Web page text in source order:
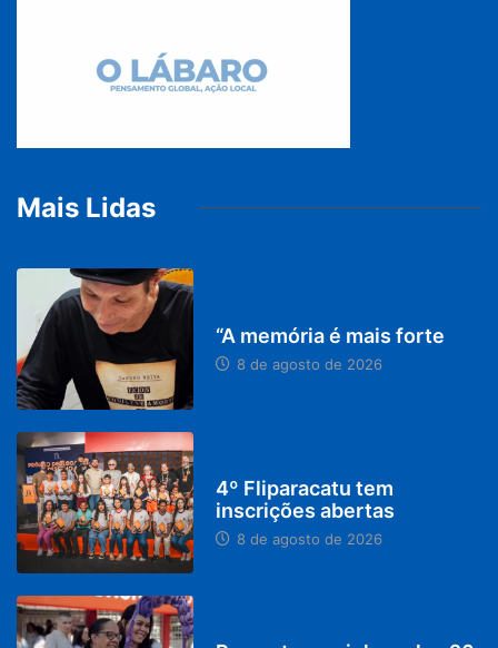
Mais Lidas
“A memória é mais forte
8 de agosto de 2026
4º Fliparacatu tem
inscrições abertas
8 de agosto de 2026